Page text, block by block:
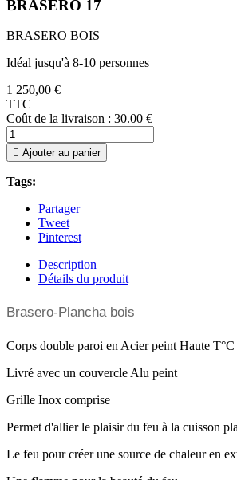
BRASERO 17
BRASERO BOIS
Idéal jusqu'à 8-10 personnes
1 250,00 €
TTC
Coût de la livraison : 30.00 €
 Ajouter au panier
Tags:
Partager
Tweet
Pinterest
Description
Détails du produit
Brasero-Plancha bois
Corps double paroi en Acier peint Haute T°C
Livré avec un couvercle Alu peint
Grille Inox comprise
Permet d'allier le plaisir du feu à la cuisson
Le feu pour créer une source de chaleur en